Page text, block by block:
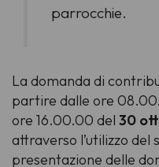
parrocchie.
La domanda di
partire dalle ore
ore 16.00.00 del 30
attraverso l’utilizzo
presentazione delle